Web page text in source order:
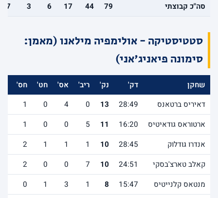
סה"כ קבוצתי
79
44
17
6
3
7
סטטיסטיקה - אולימפיה מילאנו (מאמן:
סימונה פיאניג'אני)
שחקן דק' נק' ריב' אס' חט' חס'
דאיריס ברטאנס
28:49
13
0
4
0
1
ארטוראס גודאיטיס
16:20
11
5
0
0
1
אנדרו גודלוק
28:45
10
1
1
1
2
קאלב טארצ'בסקי
24:51
10
7
0
0
2
מנטאס קלנייטיס
15:47
8
1
3
1
0